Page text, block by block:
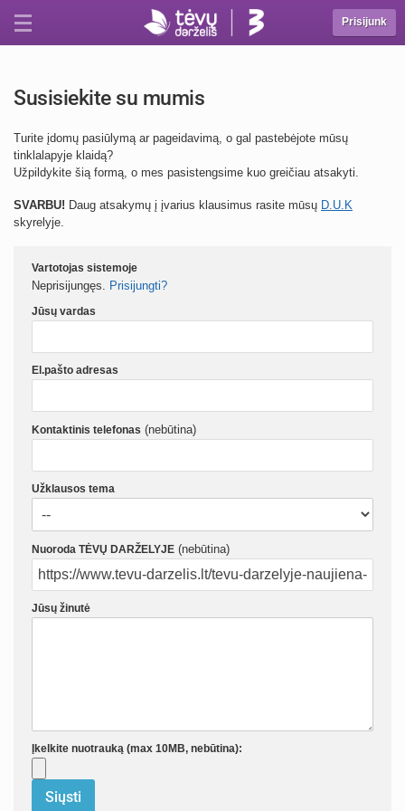
Prisijunk
Susisiekite su mumis
Turite įdomų pasiūlymą ar pageidavimą, o gal pastebėjote mūsų
tinklalapyje klaidą?
Užpildykite šią formą, o mes pasistengsime kuo greičiau atsakyti.
SVARBU! Daug atsakymų į įvarius klausimus rasite mūsų D.U.K
skyrelyje.
Vartotojas sistemoje
Neprisijungęs. Prisijungti?
Jūsų vardas
El.pašto adresas
Kontaktinis telefonas (nebūtina)
Užklausos tema
Nuoroda TĖVŲ DARŽELYJE (nebūtina)
Jūsų žinutė
Įkelkite nuotrauką (max 10MB, nebūtina):